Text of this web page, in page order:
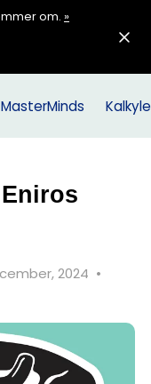
om. »
MasterMinds
2024 •